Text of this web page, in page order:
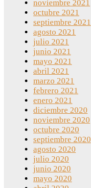
noviembre 2021
octubre 2021
septiembre 2021
agosto 2021
julio 2021
junio 2021
mayo 2021
abril 2021
marzo 2021
febrero 2021
enero 2021
diciembre 2020
noviembre 2020
octubre 2020
septiembre 2020
agosto 2020
julio 2020
junio 2020
mayo 2020